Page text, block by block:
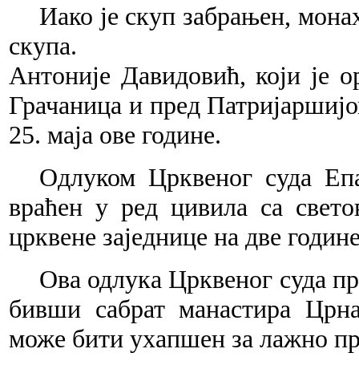
Иако је скуп забрањен,
скупа.
Антоније Давидовић, који је
Грачаница и пред
25. маја ове године.
Одлуком Црквеног суда
враћен у ред цивила са
црквене заједнице на две
Ова одлука Црквеног суда
бивши сабрат манастира
може бити ухапшен за лажно